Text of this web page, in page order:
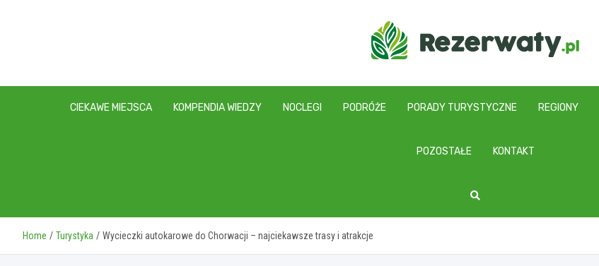
CIEKAWE MIEJSCA KOMPENDIA WIEDZY NOCLEGI PODRÓŻE PORADY TURYSTYCZNE REGIONY
POZOSTAŁE KONTAKT
Home Turystyka Wycieczki autokarowe do Chorwacji – najciekawsze trasy i atrakcje